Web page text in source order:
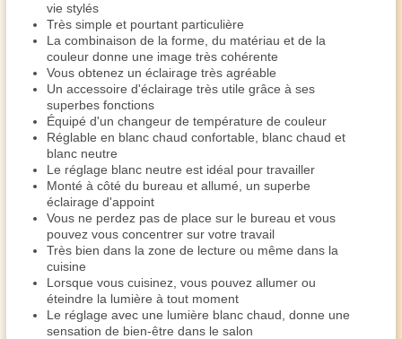
vie stylés
Très simple et pourtant particulière
La combinaison de la forme, du matériau et de la
couleur donne une image très cohérente
Vous obtenez un éclairage très agréable
Un accessoire d'éclairage très utile grâce à ses
superbes fonctions
Équipé d'un changeur de température de couleur
Réglable en blanc chaud confortable, blanc chaud et
blanc neutre
Le réglage blanc neutre est idéal pour travailler
Monté à côté du bureau et allumé, un superbe
éclairage d'appoint
Vous ne perdez pas de place sur le bureau et vous
pouvez vous concentrer sur votre travail
Très bien dans la zone de lecture ou même dans la
cuisine
Lorsque vous cuisinez, vous pouvez allumer ou
éteindre la lumière à tout moment
Le réglage avec une lumière blanc chaud, donne une
sensation de bien-être dans le salon